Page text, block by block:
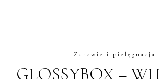
Zdrowie i pielęgnacja
GLOSSYBOX –